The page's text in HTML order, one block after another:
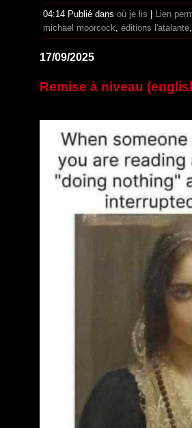
04:14 Publié dans où je lis
Lien
michael moorcock éditions l'atalante
17/09/2025
Remise à niveau